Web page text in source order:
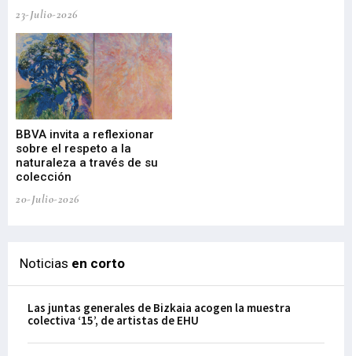
23-Julio-2026
BBVA invita a reflexionar
sobre el respeto a la
naturaleza a través de su
colección
20-Julio-2026
Noticias en corto
Las juntas generales de Bizkaia acogen la muestra
colectiva ‘15’, de artistas de EHU